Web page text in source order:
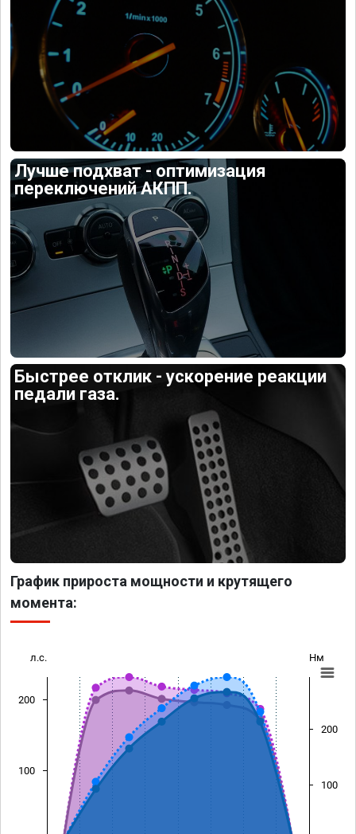
Лучше подхват - оптимизация
переключений АКПП.
Быстрее отклик - ускорение реакции
педали газа.
График прироста мощности и крутящего
момента:
л.с. Нм
100
200
100
200